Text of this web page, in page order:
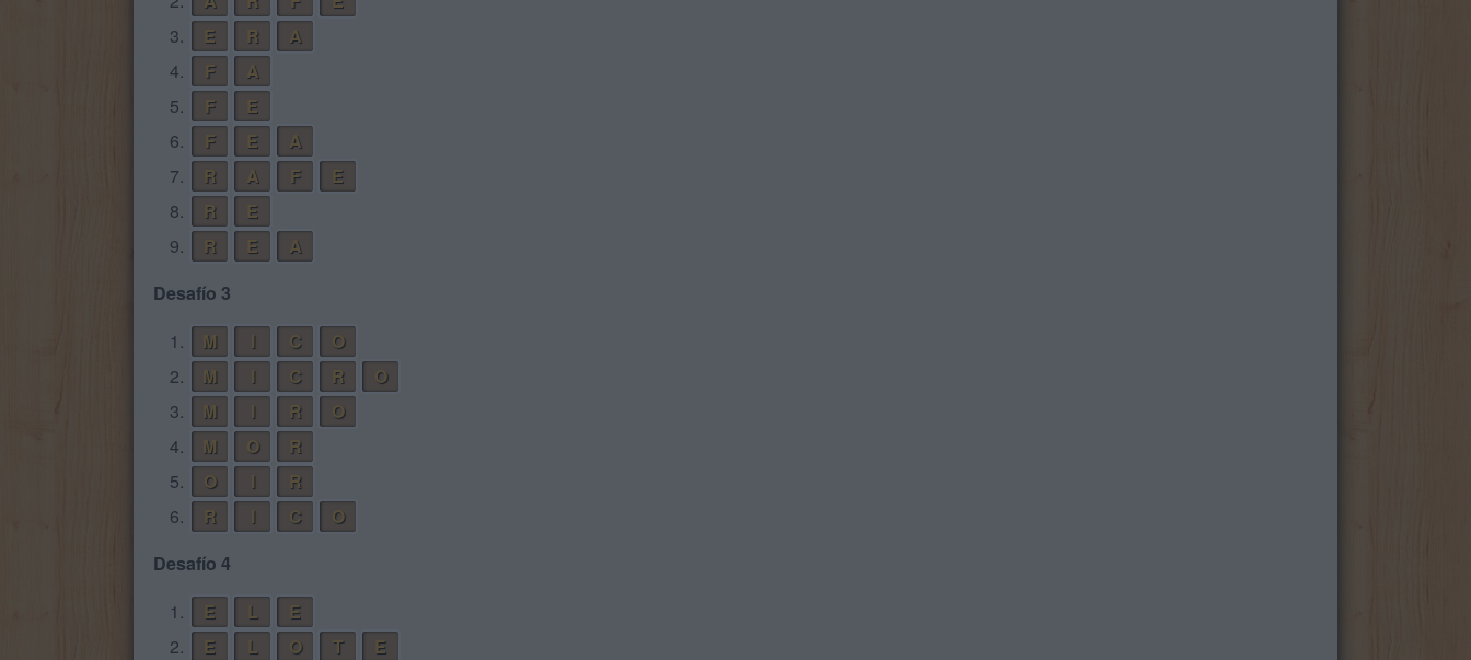
3.
E R
A
4.
F
A
5.
F
E
6.
F E
A
7.
R A F
E
8.
R
E
9.
R E
A
Desafío 3
1.
M C
O
2.
M C R
O
3.
M R
O
4.
M O
R
5.
O
R
6.
R C
O
Desafío 4
1.
E L
E
2.
E L O T
E